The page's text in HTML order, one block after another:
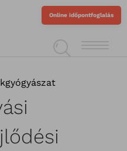
Online időpontfoglalás